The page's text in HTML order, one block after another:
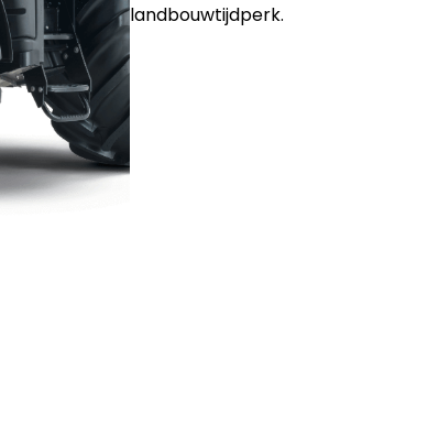
landbouwtijdperk.